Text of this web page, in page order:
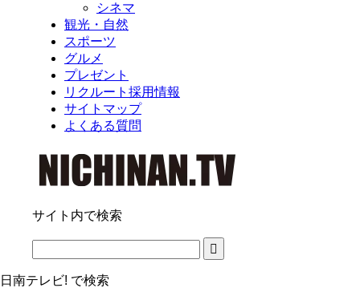
シネマ
観光・自然
スポーツ
グルメ
プレゼント
リクルート採用情報
サイトマップ
よくある質問
サイト内で検索
日南テレビ! で検索